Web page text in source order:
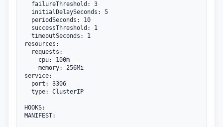
resources:
service:
HOOKS:
MANIFEST: